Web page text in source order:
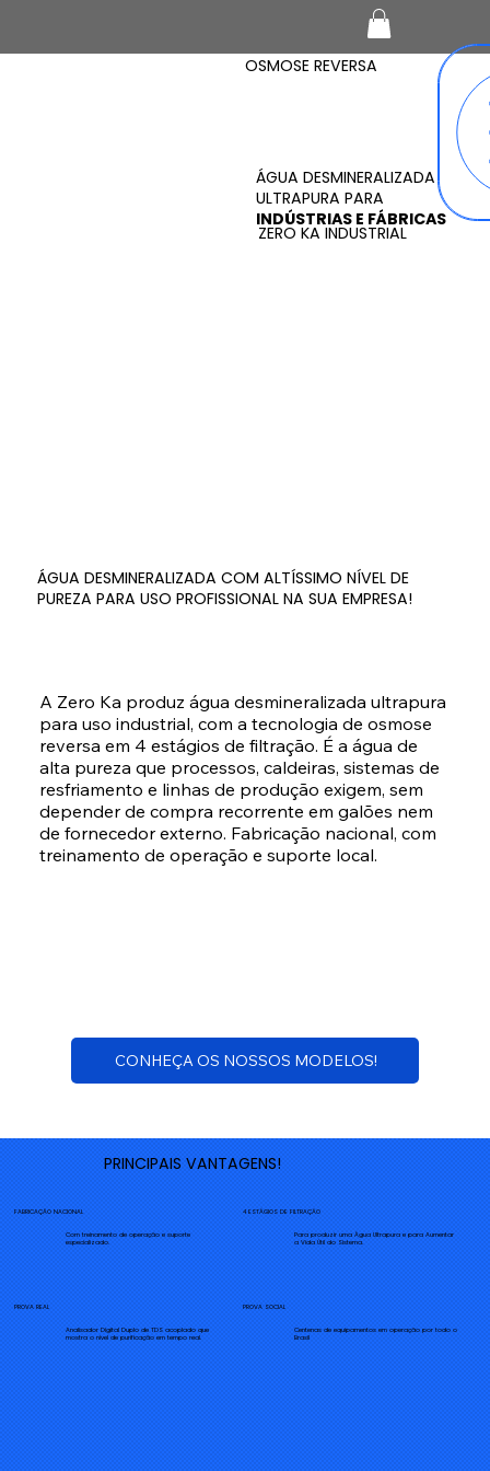
OSMOSE REVERSA
ZERO KA INDUSTRIAL
ÁGUA DESMINERALIZADA
ULTRAPURA PARA
INDÚSTRIAS E FÁBRICAS
ÁGUA DESMINERALIZADA COM ALTÍSSIMO NÍVEL DE
PUREZA PARA USO PROFISSIONAL NA SUA EMPRESA!
A Zero Ka produz água desmineralizada ultrapura
para uso industrial, com a tecnologia de osmose
reversa em 4 estágios de filtração. É a água de
alta pureza que processos, caldeiras, sistemas de
resfriamento e linhas de produção exigem, sem
depender de compra recorrente em galões nem
de fornecedor externo. Fabricação nacional, com
treinamento de operação e suporte local.
CONHEÇA OS NOSSOS MODELOS!
PRINCIPAIS VANTAGENS!
FABRICAÇÃO NACIONAL
Com treinamento de operação e suporte
especializado.
4 ESTÁGIOS DE FILTRAÇÃO
Para produzir uma Água Ultrapura e para Aumentar
a Vida Útil do Sistema.
PROVA REAL
Analisador Digital Duplo de TDS acoplado que
mostra o nível de purificação em tempo real.
PROVA SOCIAL
Centenas de equipamentos em operação por todo o
Brasil